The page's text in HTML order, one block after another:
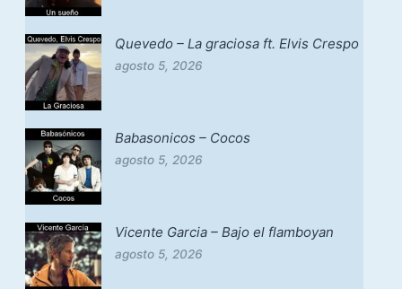
Quevedo – La graciosa ft. Elvis Crespo
agosto 5, 2026
Babasonicos – Cocos
agosto 5, 2026
Vicente Garcia – Bajo el flamboyan
agosto 5, 2026